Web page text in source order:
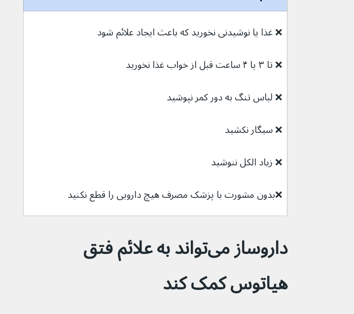
❌ غذا یا نوشیدنی نخورید که باعث ایجاد علائم شود
❌ تا ۳ یا ۴ ساعت قبل از خواب غذا نخورید
❌ لباس تنگ به دور کمر نپوشید
❌ سیگار نکشید
❌ زیاد الکل ننوشید
❌بدون مشورت با پزشک مصرف هیچ دارویی را قطع نکنید
داروساز می‌تواند به علائم فتق
هیاتوس کمک کند